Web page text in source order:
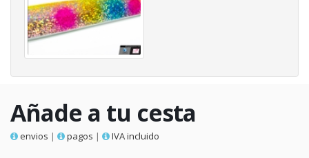
Añade a tu cesta
envios | pagos | IVA incluido